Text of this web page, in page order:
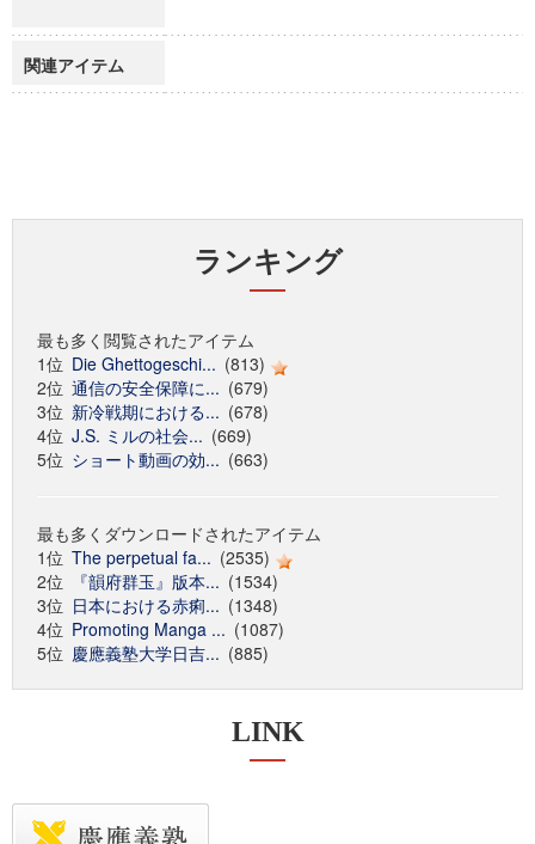
関連アイテム
ランキング
最も多く閲覧されたアイテム
1位 Die Ghettogeschi... (813)
2位 通信の安全保障に... (679)
3位 新冷戦期における... (678)
4位 J.S. ミルの社会... (669)
5位 ショート動画の効... (663)
最も多くダウンロードされたアイテム
1位 The perpetual fa... (2535)
2位
『韻府群玉』版本... (1534)
3位 日本における赤痢... (1348)
4位 Promoting Manga ... (1087)
5位 慶應義塾大学日吉... (885)
LINK